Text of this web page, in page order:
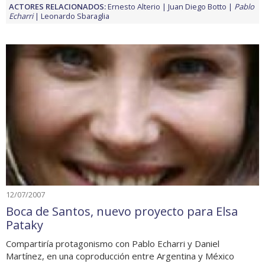
ACTORES RELACIONADOS:Ernesto Alterio Juan Diego Botto
Pablo
Echarri
Leonardo Sbaraglia
12/07/2007
Boca de Santos, nuevo proyecto para Elsa
Pataky
Compartiría protagonismo con Pablo Echarri y Daniel
Martínez, en una coproducción entre Argentina y México